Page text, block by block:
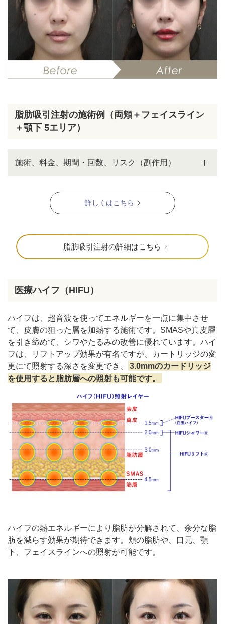
脂肪吸引注射の施術例（両頬＋フェイスライン
＋顎下 5エリア）
施術、料金、期間・回数、リスク（副作用）
詳しくはこちら
脂肪吸引注射の詳細はこちら
医療ハイフ（HIFU）
ハイフは、超音波を使ってエネルギーを一点に集中させ
て、皮膚の狙った層を加熱する施術です。SMASや真皮層
を引き締めて、シワやたるみの改善に優れています。ハイ
フは、リフトアップ効果が有名ですが、カートリッジの変
更にて照射する深さを変更でき、
3.0mmのカードリッジ
を使用すると脂肪層への照射も可能です。
ハイフの熱エネルギーにより脂肪が分解されて、余分な脂
肪を減らす効果が期待できます。頬の脂肪や、口元、顎
下、フェイスラインへの照射が可能です。